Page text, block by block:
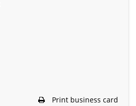
Print business card